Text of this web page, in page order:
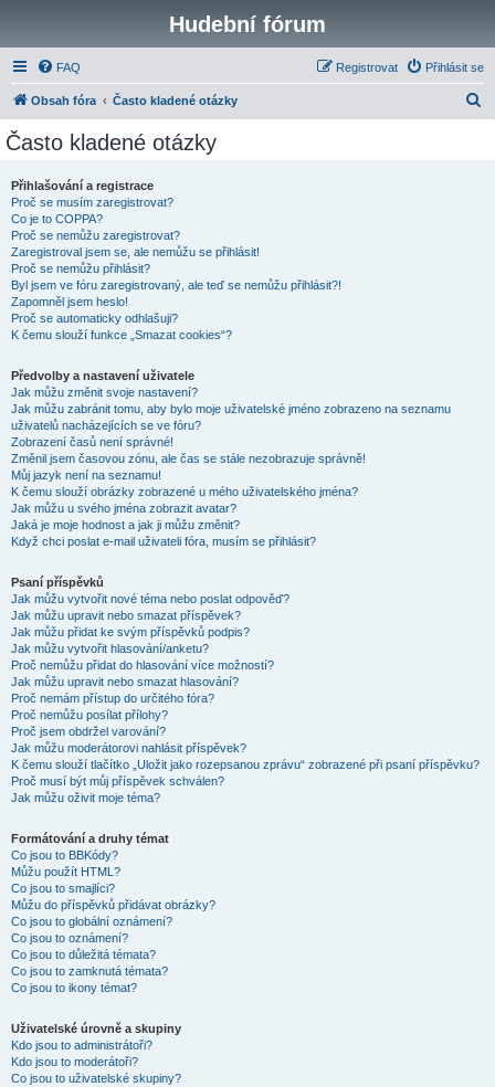
Hudební fórum
FAQ Přihlásit se
Registrovat
Obsah fóra Často kladené otázky
Často kladené otázky
Přihlašování a registrace
Proč se musím zaregistrovat?
Co je to COPPA?
Proč se nemůžu zaregistrovat?
Zaregistroval jsem se, ale nemůžu se přihlásit!
Proč se nemůžu přihlásit?
Byl jsem ve fóru zaregistrovaný, ale teď se nemůžu přihlásit?!
Zapomněl jsem heslo!
Proč se automaticky odhlašuji?
K čemu slouží funkce „Smazat cookies“?
Předvolby a nastavení uživatele
Jak můžu změnit svoje nastavení?
Jak můžu zabránit tomu, aby bylo moje uživatelské jméno zobrazeno na seznamu
uživatelů nacházejících se ve fóru?
Zobrazení časů není správné!
Změnil jsem časovou zónu, ale čas se stále nezobrazuje správně!
Můj jazyk není na seznamu!
K čemu slouží obrázky zobrazené u mého uživatelského jména?
Jak můžu u svého jména zobrazit avatar?
Jaká je moje hodnost a jak ji můžu změnit?
Když chci poslat e-mail uživateli fóra, musím se přihlásit?
Psaní příspěvků
Jak můžu vytvořit nové téma nebo poslat odpověď?
Jak můžu upravit nebo smazat příspěvek?
Jak můžu přidat ke svým příspěvků podpis?
Jak můžu vytvořit hlasování/anketu?
Proč nemůžu přidat do hlasování více možností?
Jak můžu upravit nebo smazat hlasování?
Proč nemám přístup do určitého fóra?
Proč nemůžu posílat přílohy?
Proč jsem obdržel varování?
Jak můžu moderátorovi nahlásit příspěvek?
K čemu slouží tlačítko „Uložit jako rozepsanou zprávu“ zobrazené při psaní příspěvku?
Proč musí být můj příspěvek schválen?
Jak můžu oživit moje téma?
Formátování a druhy témat
Co jsou to BBKódy?
Můžu použít HTML?
Co jsou to smajlíci?
Můžu do příspěvků přidávat obrázky?
Co jsou to globální oznámení?
Co jsou to oznámení?
Co jsou to důležitá témata?
Co jsou to zamknutá témata?
Co jsou to ikony témat?
Uživatelské úrovně a skupiny
Kdo jsou to administrátoři?
Kdo jsou to moderátoři?
Co jsou to uživatelské skupiny?